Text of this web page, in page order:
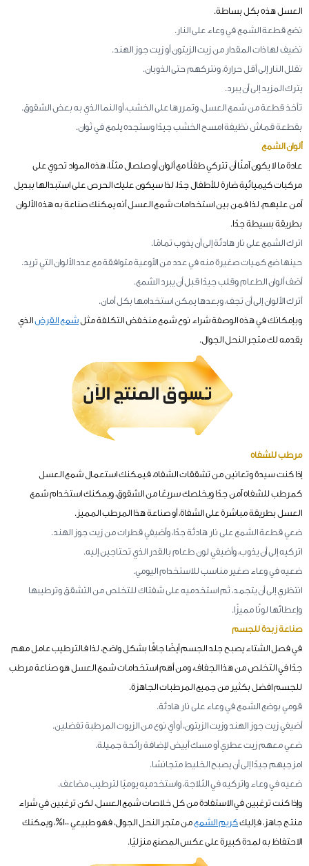
العسل هذه بكل بساطة.
نضع قطعة الشمع في وعاء على النار.
نضيف لها ذات المقدار من زيت الزيتون أو زيت جوز الهند.
نقلل النار إلى أقل حرارة، ونتركهم حتى الذوبان.
يترك المزيد إلى أن يبرد.
تأخذ قطعة من شمع العسل، وتمررها على الخشب، أو النما الذي به بعض الشقوق.
بقطعة قماش نظيفة امسح الخشب جيدًا وستجده يلمع في ثوان.
ألوان الشمع
عادة ما لا يكون آمنًا أن تتركي طفلًا مع ألوان أو صلصال مثلًا، هذه المواد تحوي على
مركبات كيميائية ضارة للأطفال جدًا، لذا سيكون عليك الحرص على استبدالها ببديل
آمن عليهم، لذا فمن بين استخدامات شمع العسل أنه يمكنك صناعة به هذه الألوان
بطريقة بسيطة جدًا.
اترك الشمع على نار هادئة إلى أن يذوب تمامًا.
حينها ضع كميات صغيرة منه في عدد من الأوعية متوافقة مع عدد الألوان التي تريد.
أضف ألوان الطعام وقلب جيدًا قبل أن يبرد الشمع.
أترك الألوان إلى أن تجف، وبعدها يمكن استخدامها بكل أمان.
وبإمكانك في هذه الوصفة شراء نوع شمع منخفض التكلفة مثلشمع القرضالذي
يقدمه لك متجر النحل الجوال.
مرطب للشفاه
إذا كنت سيدة وتعانين من تشققات الشفاه، فيمكنك استعمال شمع العسل
كمرطب للشفاه آمن جدًا ويخلصك سريعًا من الشقوق، ويمكنك استخدام شمع
العسل بطريقة مباشرة على الشفاة، أو صناعة هذا المرطب المميز.
ضعي قطعة الشمع على نار هادئة جدًا، وأضيفي قطرات من زيت جوز الهند.
اتركيه إلى أن يذوب، وأضيفي لون طعام بالقدر الذي تحتاجين إليه.
ضعيه في وعاء صغير مناسب للاستخدام اليومي.
انتظري إلى أن يتجمد، ثم استخدميه على شفتاك للتخلص من التشقق وترطيبها
وإعطائها لونًا مميزًا.
صناعة زبدة للجسم
في فصل الشتاء يصبح جلد الجسم أيضًا جافًا بشكل واضح، لذا فالترطيب عامل مهم
جدًا في التخلص من هذا الجفاف، ومن أهم استخدامات شمع العسل هو صناعة مرطب
للجسم افضل بكثير من جميع المرطبات الجاهزة.
قومي بوضع الشمع في وعاء على نار هادئة.
أضيفي زيت جوز الهند وزيت الزيتون، أو أي نوع من الزيوت المرطبة تفضلين.
ضعي معهم زيت عطري أو مسك أبيض لإضافة رائحة جميلة.
امزجيهم جيدًا إلى أن يصبح الخليط متجانسًا.
ضعيه في وعاء واتركيه في الثلاجة، واستخدميه يوميًا لترطيب مضاعف.
وإذا كنت ترغبين في الاستفادة من كل خلاصات شمع العسل، لكن ترغبين في شراء
منتج جاهز، فإليككريم الشمع
من متجر النحل الجوال، فهو طبيعي 100%، ويمكنك
الاحتفاظ به لمدة كبيرة على عكس المصنع منزليًا.